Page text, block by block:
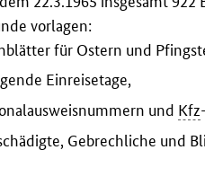
vorlagen:
für Ostern und
Einreisetage,
und Kfz
Gebrechliche und